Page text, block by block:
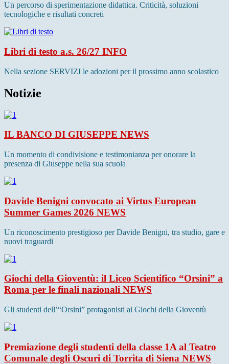
Un percorso di sperimentazione didattica. Criticità, soluzioni
tecnologiche e risultati concreti
Libri di testo a.s. 26/27 INFO
Nella sezione SERVIZI le adozioni per il prossimo anno scolastico
Notizie
IL BANCO DI GIUSEPPE NEWS
Un momento di condivisione e testimonianza per onorare la
presenza di Giuseppe nella sua scuola
Davide Benigni convocato ai Virtus European
Summer Games 2026 NEWS
Un riconoscimento prestigioso per Davide Benigni, tra studio, gare e
nuovi traguardi
Giochi della Gioventù: il Liceo Scientifico “Orsini” a
Roma per le finali nazionali NEWS
Gli studenti dell’“Orsini” protagonisti ai Giochi della Gioventù
Premiazione degli studenti della classe 1A al Teatro
Comunale degli Oscuri di Torrita di Siena NEWS